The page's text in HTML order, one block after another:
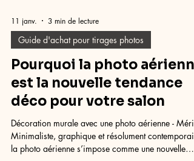
11 janv. 3 min de lecture
Guide d'achat pour tirages photos
Pourquoi la photo
est la nouvelle tendance